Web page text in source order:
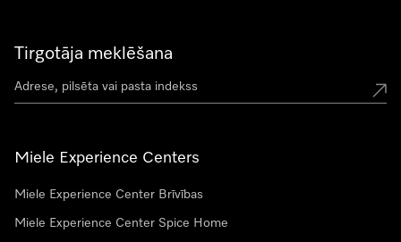
Tirgotāja meklēšana
Miele Experience Centers
Miele Experience Center Brīvības
Miele Experience Center Spice Home